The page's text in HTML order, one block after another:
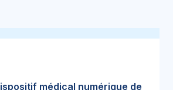
médical numérique de